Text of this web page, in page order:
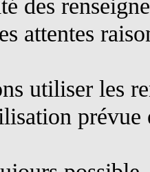
des
attentes
utiliser les
prévue